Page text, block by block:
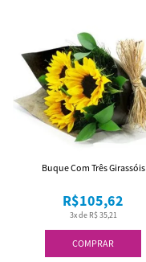
COMPRAR
3x de R$ 35,21
R$105,62
Buque Com Três Girassóis